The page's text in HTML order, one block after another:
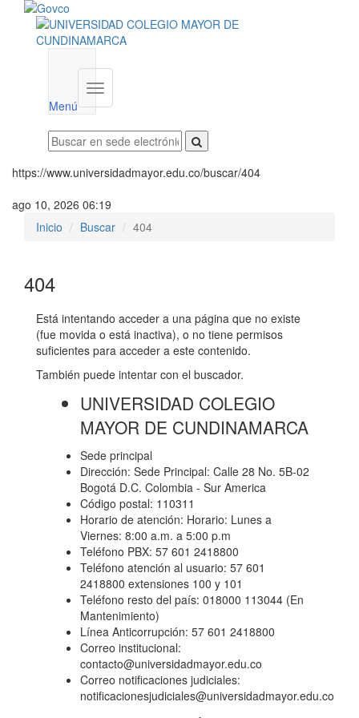
Menú
Menú
institucional
https://www.universidadmayor.edu.co/buscar/404
ago 10, 2026 06:19
Inicio
Buscar 404
404
Está intentando acceder a una página que no existe
(fue movida o está inactiva), o no tiene permisos
suficientes para acceder a este contenido.
También puede intentar con el buscador.
UNIVERSIDAD COLEGIO
MAYOR DE CUNDINAMARCA
Sede principal
Dirección: Sede Principal: Calle 28 No. 5B-02
Bogotá D.C. Colombia - Sur America
Código postal: 110311
Horario de atención: Horario: Lunes a
Viernes: 8:00 a.m. a 5:00 p.m
Teléfono PBX: 57 601 2418800
Teléfono atención al usuario: 57 601
2418800 extensiones 100 y 101
Teléfono resto del país: 018000 113044 (En
Mantenimiento)
Línea Anticorrupción: 57 601 2418800
Correo institucional:
contacto@universidadmayor.edu.co
Correo notificaciones judiciales:
notificacionesjudiciales@universidadmayor.edu.co